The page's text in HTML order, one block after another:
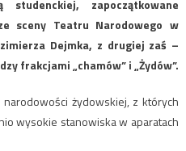
zapoczątkowane
sceny Teatru Narodowego w
Dejmka, z drugiej zaś –
frakcjami „chamów” i „Żydów”.
żydowskiej, z których
wysokie stanowiska w aparatach